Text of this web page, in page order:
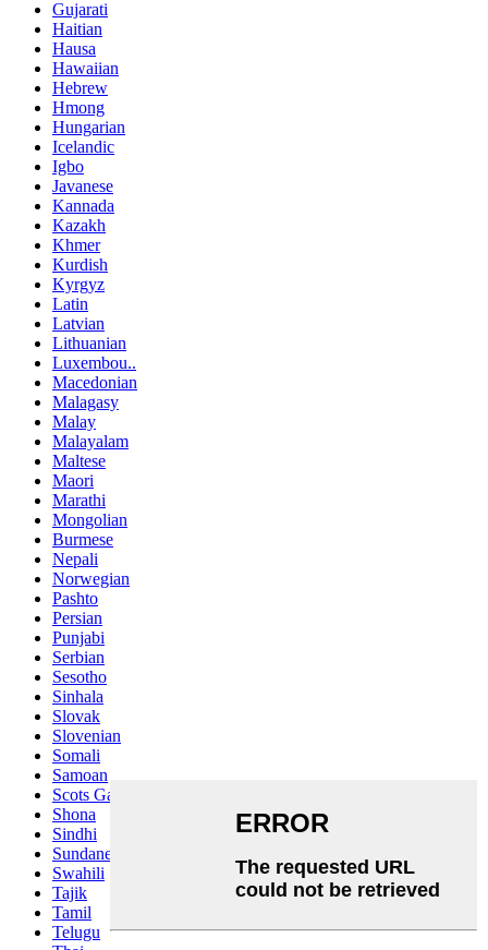
Gujarati
Haitian
Hausa
Hawaiian
Hebrew
Hmong
Hungarian
Icelandic
Igbo
Javanese
Kannada
Kazakh
Khmer
Kurdish
Kyrgyz
Latin
Latvian
Lithuanian
Luxembou..
Macedonian
Malagasy
Malay
Malayalam
Maltese
Maori
Marathi
Mongolian
Burmese
Nepali
Norwegian
Pashto
Persian
Punjabi
Serbian
Sesotho
Sinhala
Slovak
Slovenian
Somali
Samoan
Scots Gaelic
Shona
Sindhi
Sundanese
Swahili
Tajik
Tamil
Telugu